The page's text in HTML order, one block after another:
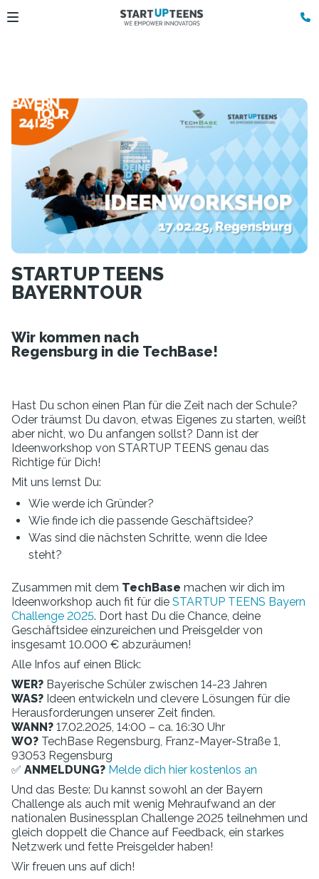
STARTUP TEENS
BAYERNTOUR
Wir kommen nach
Regensburg in die TechBase!
Hast Du schon einen Plan für die Zeit nach der Schule?
Oder träumst Du davon, etwas Eigenes zu starten, weißt
aber nicht, wo Du anfangen sollst? Dann ist der
Ideenworkshop von STARTUP TEENS genau das
Richtige für Dich!
Mit uns lernst Du:
Wie werde ich Gründer?
Wie finde ich die passende Geschäftsidee?
Was sind die nächsten Schritte, wenn die Idee
steht?
Zusammen mit dem TechBase machen wir dich im
Ideenworkshop auch fit für die STARTUP TEENS Bayern
Challenge 2025. Dort hast Du die Chance, deine
Geschäftsidee einzureichen und Preisgelder von
insgesamt 10.000 € abzuräumen!
Alle Infos auf einen Blick:
WER? Bayerische Schüler zwischen 14-23 Jahren
WAS? Ideen entwickeln und clevere Lösungen für die
Herausforderungen unserer Zeit finden.
WANN? 17.02.2025, 14:00 – ca. 16:30 Uhr
WO? TechBase Regensburg, Franz-Mayer-Straße 1,
93053 Regensburg
✅ ANMELDUNG? Melde dich hier kostenlos an
Und das Beste: Du kannst sowohl an der Bayern
Challenge als auch mit wenig Mehraufwand an der
nationalen Businessplan Challenge 2025 teilnehmen und
gleich doppelt die Chance auf Feedback, ein starkes
Netzwerk und fette Preisgelder haben!
Wir freuen uns auf dich!